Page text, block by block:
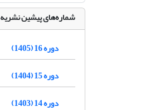
شماره‌های پیشین نشریه
دوره 16 (1405)
دوره 15 (1404)
دوره 14 (1403)